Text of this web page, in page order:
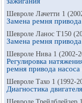
Шевроле Лачетти 1
Замена ремня
Шевроле Ланос Т150
Замена ремня привода
Шевроле Нива 1 (2002-
Регулировка
ремня привода насоса
Шевроле Тахо 1 (1992-
Диагностика